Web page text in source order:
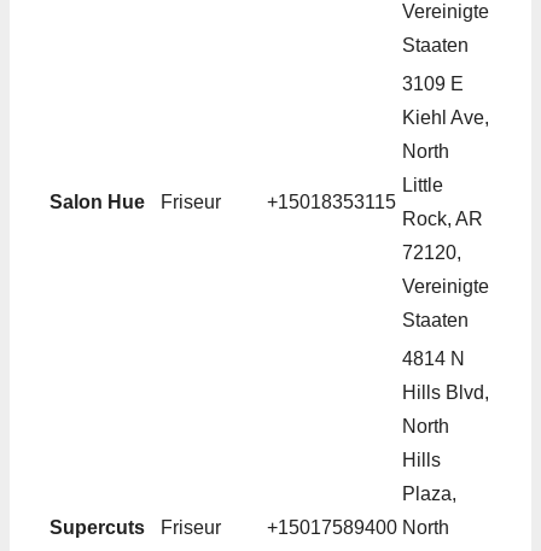
Vereinigte
Staaten
Salon Hue Friseur +15018353115
3109 E
Kiehl Ave,
North
Little
Rock, AR
72120,
Vereinigte
Staaten
Supercuts Friseur +15017589400
4814 N
Hills Blvd,
North
Hills
Plaza,
North